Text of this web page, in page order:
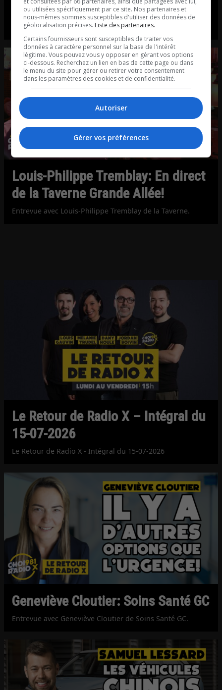
nouvelle job? Pas toujours facile…
Entrevue avec Michel Rouleau d’Ancia.
Louis-Philippe Tremblay: En direct
de la Taverne Grande Allée!
Entrevue avec Louis-Philippe Tremblay de la Taverne.
Le Retour de Radio X – Intégral du
15-07-2026
Le Retour de Radio X - Intégral du 15-07-2026
Geneviève Cloutier: Soins Santé GC
Entrevue avec Geneviève Cloutier de Soins Santé GC.
ou utilisées spécifiquement par ce site. Nos partenaires et
nous-mêmes sommes susceptibles d'utiliser des données de
géolocalisation précises. Liste des partenaires.
Certains fournisseurs sont susceptibles de traiter vos
données à caractère personnel sur la base de l'intérêt
légitime. Vous pouvez vous y opposer en gérant vos options
ci-dessous. Recherchez un lien en bas de cette page ou dans
le menu du site pour gérer ou retirer votre consentement
dans les paramètres des cookies et de confidentialité.
Autoriser
Gérer vos préférences